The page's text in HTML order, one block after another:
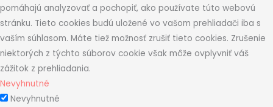
pomáhajú analyzovať a pochopiť, ako používate túto webovú
stránku. Tieto cookies budú uložené vo vašom prehliadači iba s
vaším súhlasom. Máte tiež možnosť zrušiť tieto cookies. Zrušenie
niektorých z týchto súborov cookie však môže ovplyvniť váš
zážitok z prehliadania.
Nevyhnutné
Nevyhnutné